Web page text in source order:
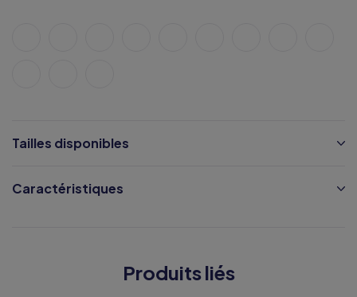
Tailles disponibles
Caractéristiques
Produits liés